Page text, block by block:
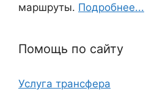
маршруты. Подробнее...
Помощь по сайту
Услуга трансфера